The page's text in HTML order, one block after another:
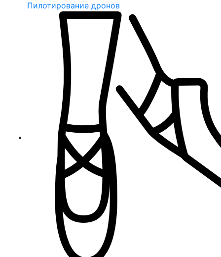
Пилотирование дронов